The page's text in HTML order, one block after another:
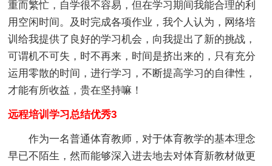
重而繁忙，自学很不容易，但在学习期间我能合理的利
用空闲时间。及时完成各项作业，我个人认为，网络培
训给我提供了良好的学习机会，向我提出了新的挑战，
可谓机不可失，时不再来，时间是挤出来的，只有充分
运用零散的时间，进行学习，不断提高学习的自律性，
才能有所收益，贵在坚持嘛！
远程培训学习总结优秀3
作为一名普通体育教师，对于体育教学的基本理念
早已不陌生，然而能够深入进去地去对体育新教材做更